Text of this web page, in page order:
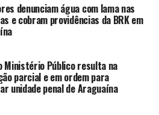
denunciam água com lama nas
e cobram providências da BRK em
Ministério Público resulta na
parcial e em ordem para
unidade penal de Araguaína